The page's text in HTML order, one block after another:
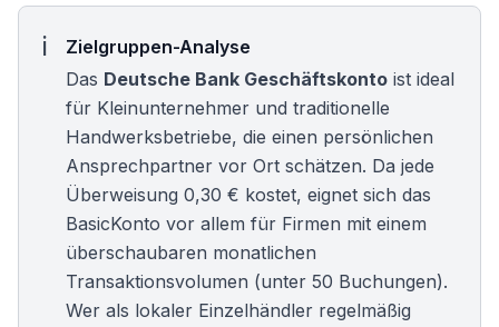
Zielgruppen-Analyse
Das Deutsche Bank Geschäftskonto ist ideal
für Kleinunternehmer und traditionelle
Handwerksbetriebe, die einen persönlichen
Ansprechpartner vor Ort schätzen. Da jede
Überweisung 0,30 € kostet, eignet sich das
BasicKonto vor allem für Firmen mit einem
überschaubaren monatlichen
Transaktionsvolumen (unter 50 Buchungen).
Wer als lokaler Einzelhändler regelmäßig